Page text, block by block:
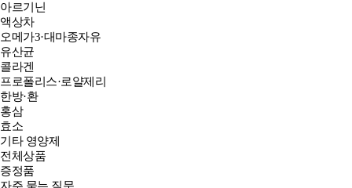
아르기닌
액상차
오메가3·대마종자유
유산균
콜라겐
프로폴리스·로얄제리
한방·환
홍삼
효소
기타 영양제
전체상품
증정품